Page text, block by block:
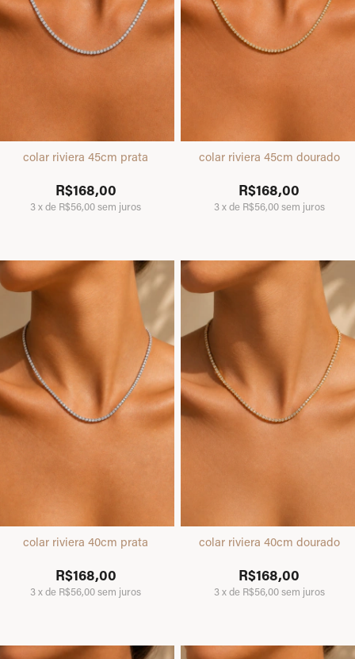
colar riviera 45cm prata
R$168,00
3xde R$56,00sem juros
colar riviera 45cm dourado
R$168,00
3xde R$56,00sem juros
colar riviera 40cm prata
R$168,00
3xde R$56,00sem juros
colar riviera 40cm dourado
R$168,00
3xde R$56,00sem juros